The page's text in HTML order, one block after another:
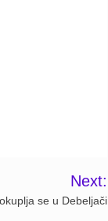
Next:
se u Debeljači